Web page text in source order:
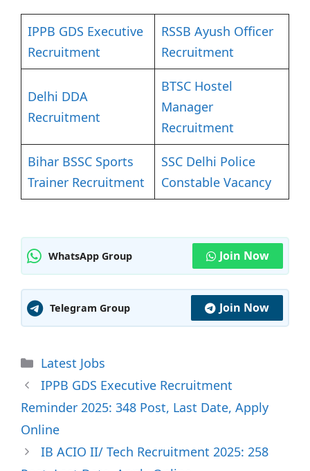
IPPB GDS Executive
Recruitment
RSSB Ayush Officer
Recruitment
Delhi DDA
Recruitment
BTSC Hostel
Manager
Recruitment
Bihar BSSC Sports
Trainer Recruitment
SSC Delhi Police
Constable Vacancy
WhatsApp Group Join Now
Telegram Group Join Now
Categories
Latest Jobs
IPPB GDS Executive Recruitment
Reminder 2025: 348 Post, Last Date, Apply
Online
IB ACIO II/ Tech Recruitment 2025: 258